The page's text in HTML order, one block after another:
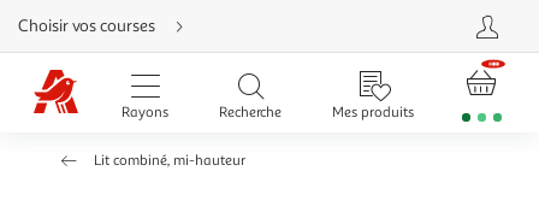
Aller
directement
au
contenu
Aller
directement
Aller
Choisir vos courses
Rayons Recherche Mes produits
Lit combiné, mi-hauteur